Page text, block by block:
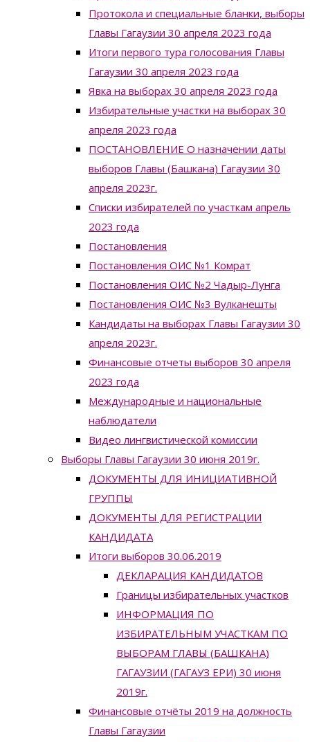
Протокола и специальные бланки, выборы
Главы Гагаузии 30 апреля 2023 года
Итоги первого тура голосования Главы
Гагаузии 30 апреля 2023 года
Явка на выборах 30 апреля 2023 года
Избирательные участки на выборах 30
апреля 2023 года
ПОСТАНОВЛЕНИЕ О назначении даты
выборов Главы (Башкана) Гагаузии 30
апреля 2023г.
Списки избирателей по участкам апрель
2023 года
Постановления
Постановления ОИС №1 Комрат
Постановления ОИС №2 Чадыр-Лунга
Постановления ОИС №3 Вулканешты
Кандидаты на выборах Главы Гагаузии 30
апреля 2023г.
Финансовые отчеты выборов 30 апреля
2023 года
Международные и национальные
наблюдатели
Видео лингвистической комиссии
Выборы Главы Гагаузии 30 июня 2019г.
ДОКУМЕНТЫ ДЛЯ ИНИЦИАТИВНОЙ
ГРУППЫ
ДОКУМЕНТЫ ДЛЯ РЕГИСТРАЦИИ
КАНДИДАТА
Итоги выборов 30.06.2019
ДЕКЛАРАЦИЯ КАНДИДАТОВ
Границы избирательных участков
ИНФОРМАЦИЯ ПО
ИЗБИРАТЕЛЬНЫМ УЧАСТКАМ ПО
ВЫБОРАМ ГЛАВЫ (БАШКАНА)
ГАГАУЗИИ (ГАГАУЗ ЕРИ) 30 июня
2019г.
Финансовые отчёты 2019 на должность
Главы Гагаузии